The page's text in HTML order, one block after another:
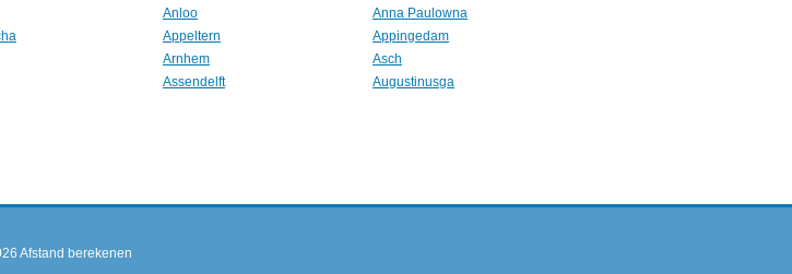
Anloo
Anna Paulowna
Appeltern
Appingedam
Arnhem
Asch
Assendelft
Augustinusga
Afstand berekenen